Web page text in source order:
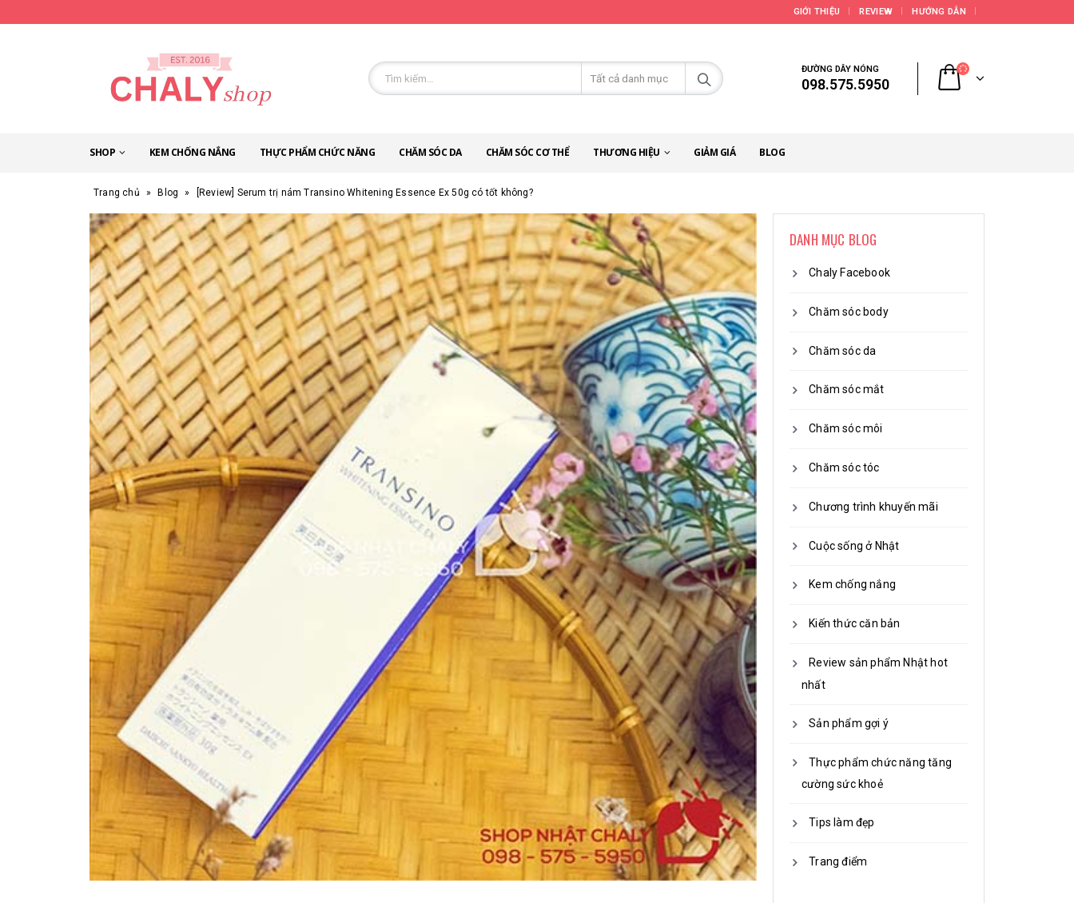
GIỚI THIỆU REVIEW HƯỚNG DẪN
ĐƯỜNG DÂY NÓNG
098.575.5950
SHOP KEM CHỐNG NẮNG THỰC PHẨM CHỨC NĂNG CHĂM SÓC DA CHĂM SÓC CƠ THỂ THƯƠNG HIỆU GIẢM GIÁ BLOG
Trang chủ » Blog » [Review] Serum trị nám Transino Whitening Essence Ex 50g có tốt không?
DANH MỤC BLOG
Chaly Facebook
Chăm sóc body
Chăm sóc da
Chăm sóc mắt
Chăm sóc môi
Chăm sóc tóc
Chương trình khuyến mãi
Cuộc sống ở Nhật
Kem chống nắng
Kiến thức căn bản
Review sản phẩm Nhật hot
nhất
Sản phẩm gợi ý
Thực phẩm chức năng tăng
cường sức khoẻ
Tips làm đẹp
Trang điểm